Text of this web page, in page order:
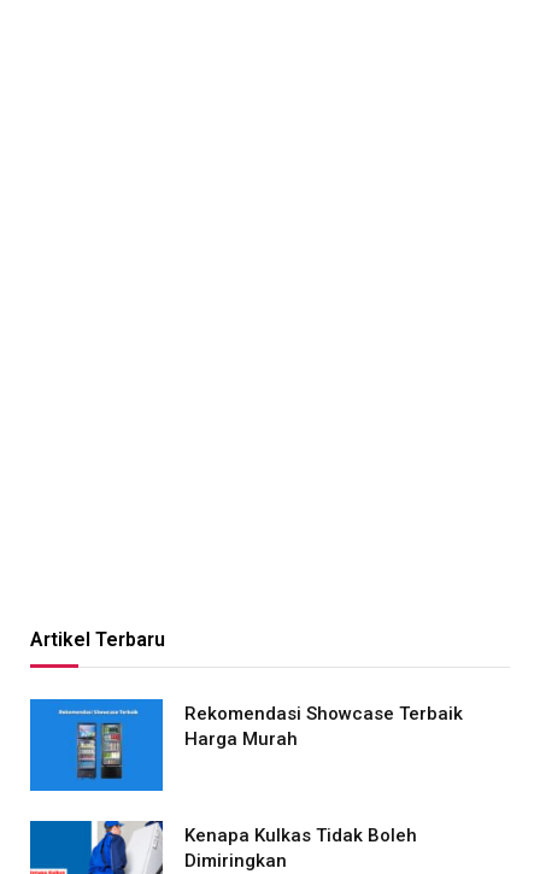
Artikel Terbaru
Rekomendasi Showcase Terbaik
Harga Murah
Kenapa Kulkas Tidak Boleh
Dimiringkan